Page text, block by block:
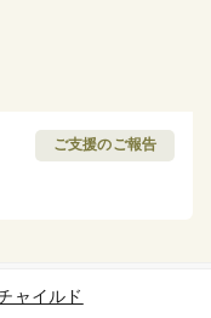
ご支援のご報告